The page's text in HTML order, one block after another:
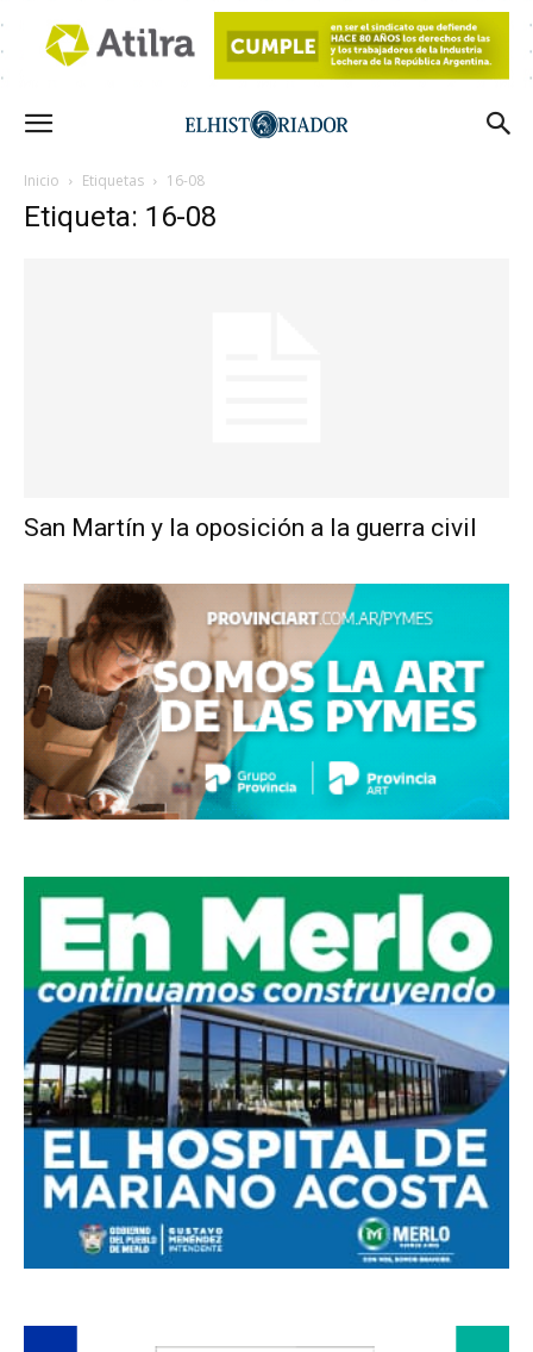
Inicio Etiquetas 16-08
Etiqueta: 16-08
San Martín y la oposición a la guerra civil